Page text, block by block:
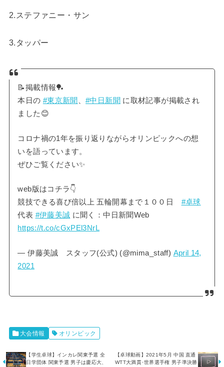
2.ステファニー・サン
3.タッパー
📝掲載情報🏓
本日の #東京新聞 、#中日新聞 に取材記事が掲載され
ました😊
コロナ禍の1年を振り返りながらオリンピックへの想
いを語っています。
ぜひご覧ください✨
web版はコチラ👇
競技できる喜び倍以上 五輪開幕まで１００日 #卓球
代表 #伊藤美誠 に聞く：中日新聞Web
https://t.co/cGxPEl3NrL
— 伊藤美誠 スタッフ(公式) (@mima_staff) April 14,
2021
大会情報 オリンピック
【学生卓球】インカレ関東予選 全
日学団体 関東予選 男子は慶応大、
【卓球動画】2021年5月 中国 直通
WTT大満貫･世界選手権 男子準決勝